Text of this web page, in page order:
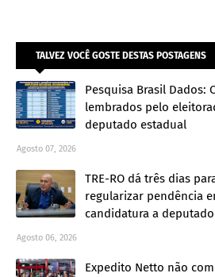
TALVEZ VOCÊ GOSTE DESTAS POSTAGENS
Pesquisa Brasil Dados:
lembrados pelo
deputado estadual
Agosto 07, 2026
TRE-RO dá três dias
regularizar pendência
candidatura a
Agosto 06, 2026
Expedito Netto não